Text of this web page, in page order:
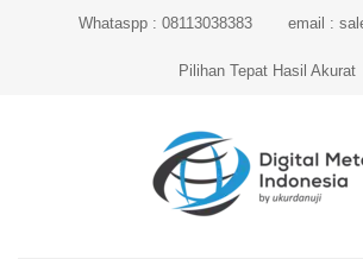
Whataspp : 08113038383 email :
Pilihan Tepat Hasil Akurat